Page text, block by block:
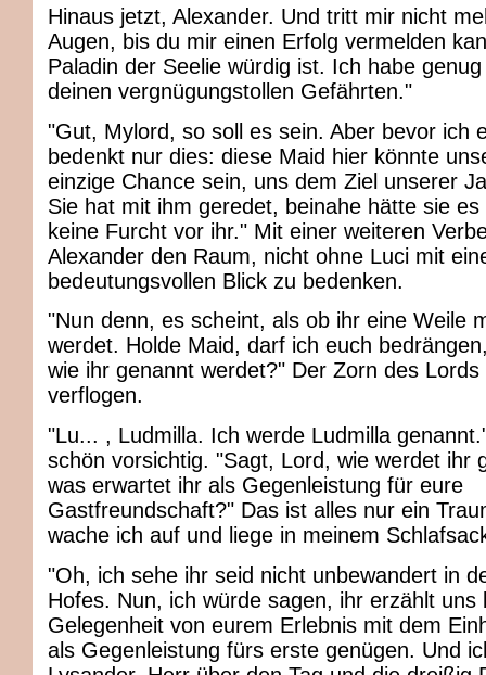
Hinaus jetzt, Alexander. Und tritt mir nicht
Augen, bis du mir einen Erfolg vermelden
Paladin der Seelie würdig ist. Ich habe
deinen vergnügungstollen Gefährten."
"Gut, Mylord, so soll es sein. Aber bevor ich
bedenkt nur dies: diese Maid hier könnte
einzige Chance sein, uns dem Ziel unserer
Sie hat mit ihm geredet, beinahe hätte sie
keine Furcht vor ihr." Mit einer weiteren
Alexander den Raum, nicht ohne Luci mit
bedeutungsvollen Blick zu bedenken.
"Nun denn, es scheint, als ob ihr eine Weile
werdet. Holde Maid, darf ich euch
wie ihr genannt werdet?" Der Zorn des Lords
verflogen.
"Lu... , Ludmilla. Ich werde Ludmilla
schön vorsichtig. "Sagt, Lord, wie werdet ihr
was erwartet ihr als Gegenleistung für eure
Gastfreundschaft?" Das ist alles nur ein
wache ich auf und liege in meinem
"Oh, ich sehe ihr seid nicht unbewandert in
Hofes. Nun, ich würde sagen, ihr erzählt uns
Gelegenheit von eurem Erlebnis mit dem
als Gegenleistung fürs erste genügen. Und